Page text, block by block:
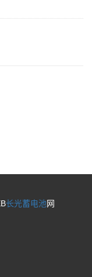
长光蓄电池网